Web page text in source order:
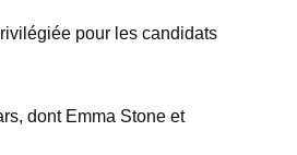
pour les candidats
dont Emma Stone et